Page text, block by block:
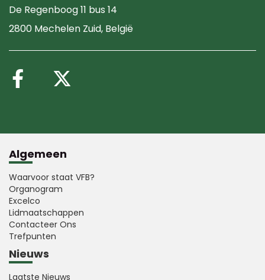
De Regenboog 11 bus 14
2800 Mechelen Zuid, België
Volg ons op Facebook
Algemeen
Waarvoor staat VFB?
Organogram
Excelco
Lidmaatschappen
Contacteer Ons
Trefpunten
Nieuws
Laatste Nieuws